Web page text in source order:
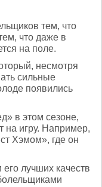
тем, что
что даже в
на поле.
несмотря
сильные
появились
в этом сезоне,
на игру. Например,
Хэмом», где он
лучших качеств